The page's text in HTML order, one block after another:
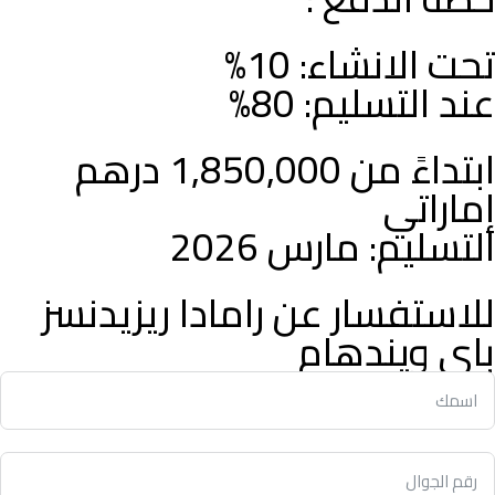
تحت الانشاء: 10%
عند التسليم: 80%
ابتداءً من 1,850,000 درهم
إماراتي
التسليم: مارس 2026
للاستفسار عن رامادا ريزيدنسز
باي ويندهام